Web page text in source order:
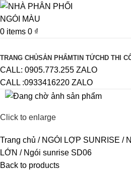
0 items 0 ₫
TRANG CHỦSẢN PHẨMTIN TỨCHD THI
CALL: 0905.773.255 ZALO
CALL :0933416220 ZALO
Click to enlarge
Trang chủ NGÓI LỢP SUNRISE
LỚN
Ngói sunrise SD06
Back to products